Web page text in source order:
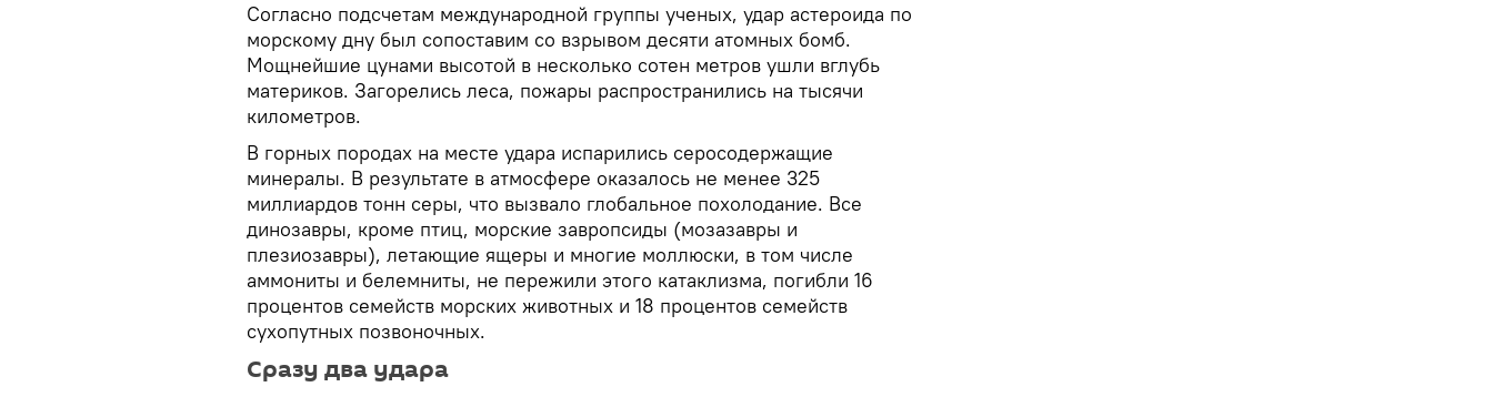
Согласно подсчетам международной группы ученых, удар астероида по
морскому дну был сопоставим со взрывом десяти атомных бомб.
Мощнейшие цунами высотой в несколько сотен метров ушли вглубь
материков. Загорелись леса, пожары распространились на тысячи
километров.
В горных породах на месте удара испарились серосодержащие
минералы. В результате в атмосфере оказалось не менее 325
миллиардов тонн серы, что вызвало глобальное похолодание. Все
динозавры, кроме птиц, морские завропсиды (мозазавры и
плезиозавры), летающие ящеры и многие моллюски, в том числе
аммониты и белемниты, не пережили этого катаклизма, погибли 16
процентов семейств морских животных и 18 процентов семейств
сухопутных позвоночных.
Сразу два удара